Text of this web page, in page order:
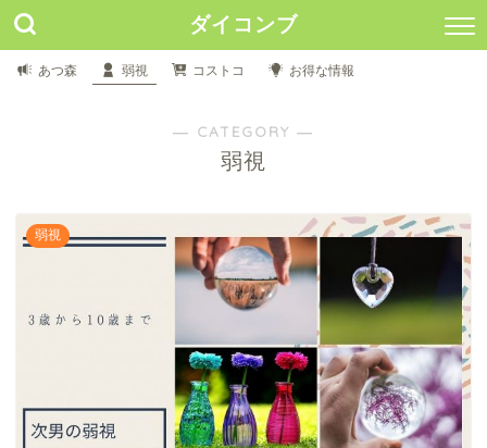
ダイコンブ
あつ森 弱視 コストコ お得な情報
― CATEGORY ―
弱視
弱視